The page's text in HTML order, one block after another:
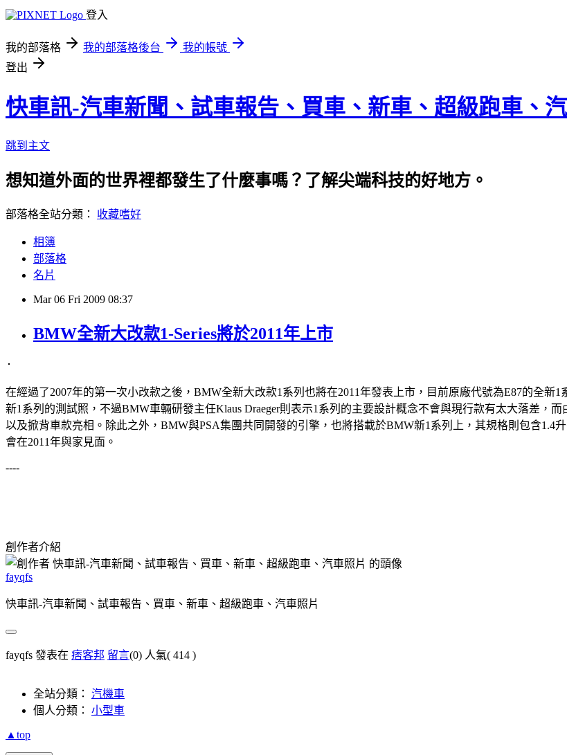
登入
我的部落格 我的部落格後台
我的帳號
登出
快車訊-汽車新聞、試車報告、買車、新車、超級跑車、
跳到主文
想知道外面的世界裡都發生了什麼事嗎？了解尖端科技的好地方。
部落格全站分類： 收藏嗜好
相簿
部落格
名片
Mar 06 Fri 2009 08:37
BMW全新大改款1-Series將於2011年上市
在經過了2007年的第一次小改款之後，BMW全新大改款1系列也將在2011年發表上市，目前原廠代號為E87的全
新1系列的測試照，不過BMW車輛研發主任Klaus Draeger則表示1系列的主要設計概念不會與現行款有太大落差，
以及掀背車款亮相。除此之外，BMW與PSA集團共同開發的引擎，也將搭載於BMW新1系列上，其規格則包含1.4
會在2011年與家見面。
----
創作者介紹
fayqfs
快車訊-汽車新聞、試車報告、買車、新車、超級跑車、汽車照片
fayqfs 發表在 痞客邦 留言(0) 人氣( 414 )
全站分類： 汽機車
個人分類： 小型車
▲top